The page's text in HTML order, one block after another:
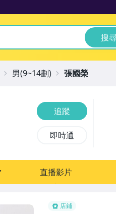
搜
店鋪
追蹤
即時通
直播影片
男(9~14劃) 張國榮